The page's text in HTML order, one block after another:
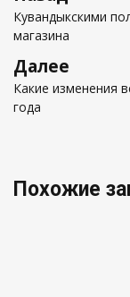
записям
запись
Кувандыкскими
магазина
Далее
Следующая
запись
Какие изменения
года
Похожие